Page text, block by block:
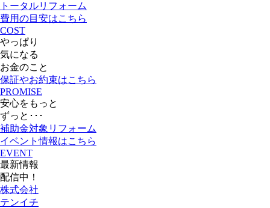
トータルリフォーム
費用の目安はこちら
COST
やっぱり
気になる
お金のこと
保証やお約束はこちら
PROMISE
安心をもっと
ずっと･･･
補助金対象リフォーム
イベント情報はこちら
EVENT
最新情報
配信中！
株式会社
テンイチ